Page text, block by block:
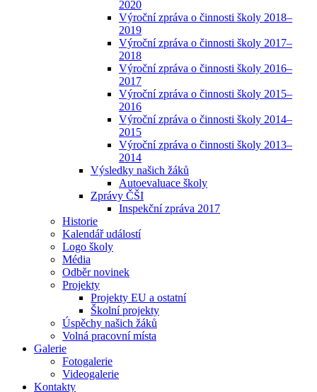
2020
Výroční zpráva o činnosti školy 2018–
2019
Výroční zpráva o činnosti školy 2017–
2018
Výroční zpráva o činnosti školy 2016–
2017
Výroční zpráva o činnosti školy 2015–
2016
Výroční zpráva o činnosti školy 2014–
2015
Výroční zpráva o činnosti školy 2013–
2014
Výsledky našich žáků
Autoevaluace školy
Zprávy ČŠI
Inspekční zpráva 2017
Historie
Kalendář událostí
Logo školy
Média
Odběr novinek
Projekty
Projekty EU a ostatní
Školní projekty
Úspěchy našich žáků
Volná pracovní místa
Galerie
Fotogalerie
Videogalerie
Kontakty